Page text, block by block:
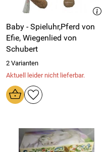
Baby - Spieluhr,Pferd von
Efie, Wiegenlied von
Schubert
2 Varianten
Aktuell leider nicht lieferbar.